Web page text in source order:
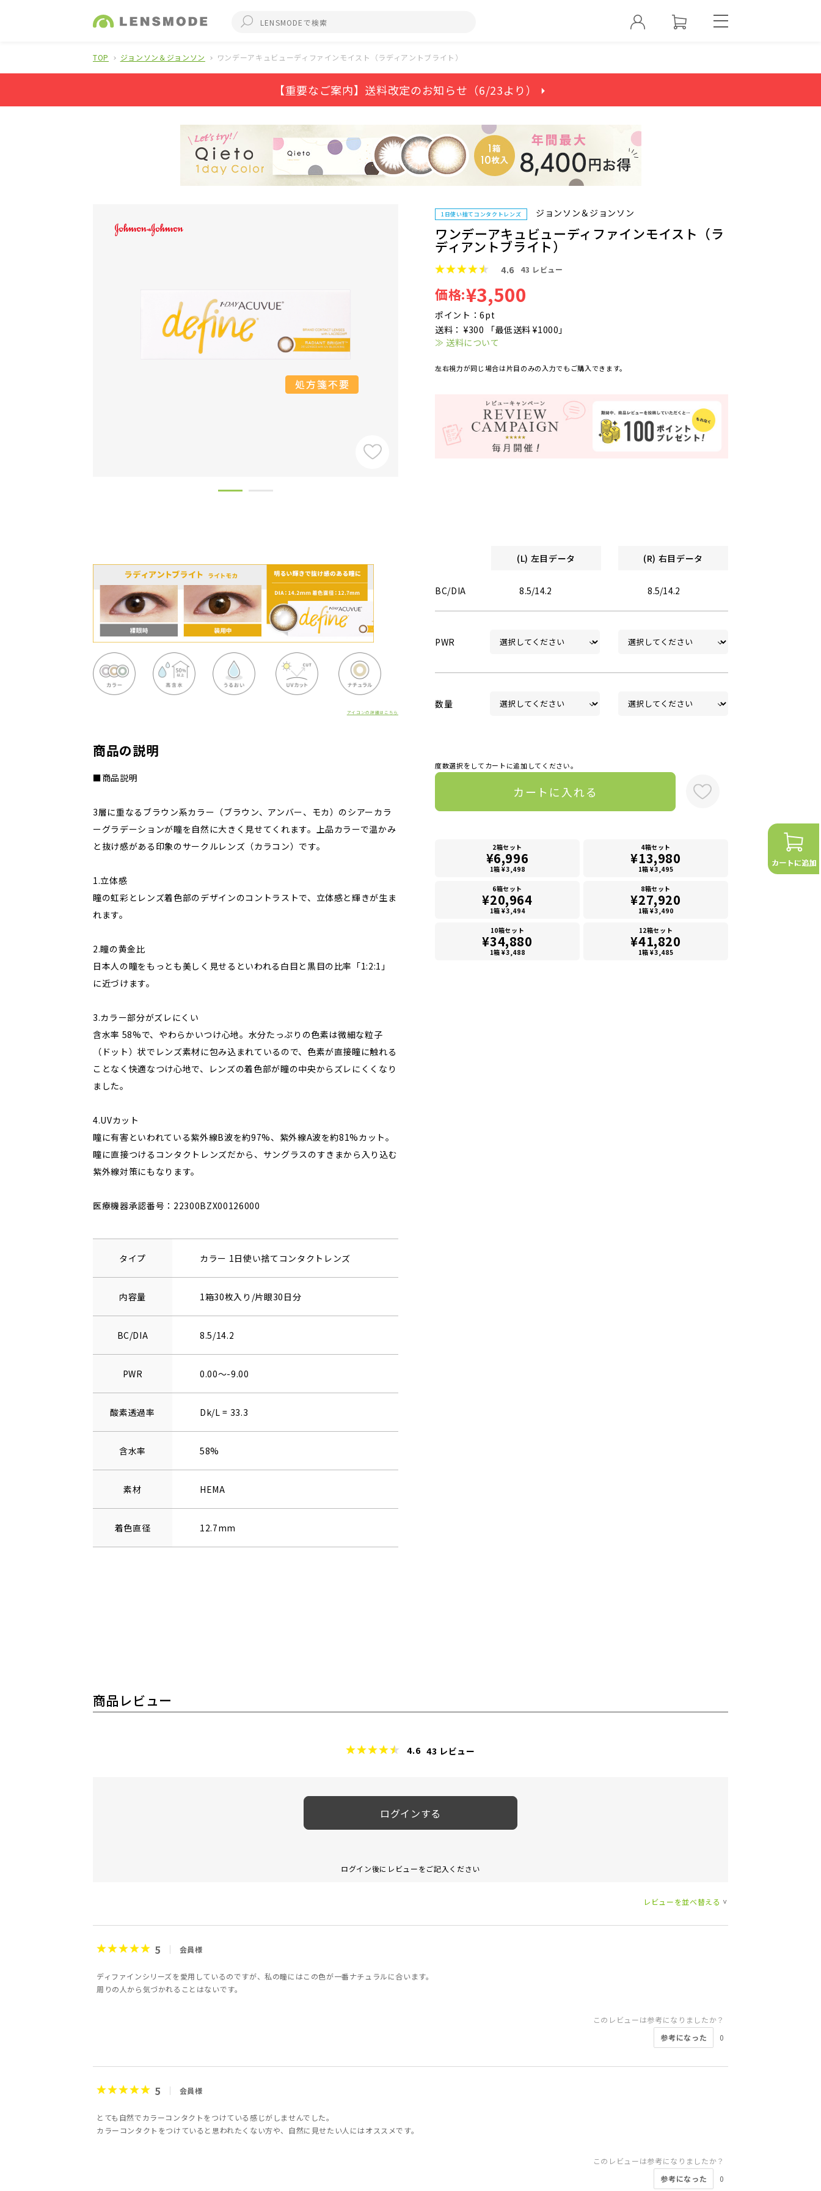
TOP ジョンソン＆ジョンソン ワンデーアキュビューディファインモイスト（ラディアントブライト）
【重要なご案内】送料改定のお知らせ（6/23より） ⏵
アイコンの詳細はこちら
商品の説明
■商品説明
3層に重なるブラウン系カラー（ブラウン、アンバー、モカ）のシアーカラ
ーグラデーションが瞳を自然に大きく見せてくれます。上品カラーで温かみ
と抜け感がある印象のサークルレンズ（カラコン）です。
1.立体感
瞳の虹彩とレンズ着色部のデザインのコントラストで、立体感と輝きが生ま
れます。
2.瞳の黄金比
日本人の瞳をもっとも美しく見せるといわれる白目と黒目の比率「1:2:1」
に近づけます。
3.カラー部分がズレにくい
含水率 58%で、やわらかいつけ心地。水分たっぷりの色素は微細な粒子
（ドット）状でレンズ素材に包み込まれているので、色素が直接瞳に触れる
ことなく快適なつけ心地で、レンズの着色部が瞳の中央からズレにくくなり
ました。
4.UVカット
瞳に有害といわれている紫外線B波を約97%、紫外線A波を約81%カット。
瞳に直接つけるコンタクトレンズだから、サングラスのすきまから入り込む
紫外線対策にもなります。
医療機器承認番号：22300BZX00126000
タイプ カラー 1日使い捨てコンタクトレンズ
内容量 1箱30枚入り/片眼30日分
BC/DIA 8.5/14.2
PWR 0.00～-9.00
酸素透過率 Dk/L = 33.3
含水率 58%
素材 HEMA
着色直径 12.7mm
1日使い捨てコンタクトレンズ ジョンソン＆ジョンソン
ワンデーアキュビューディファインモイスト（ラ
ディアントブライト）
4.6 43 レビュー
価格:¥3,500
ポイント：6pt
送料： ¥300 「最低送料 ¥1000」
≫ 送料について
左右視力が同じ場合は片目のみの入力でもご購入できます。
(L) 左目データ (R) 右目データ
BC/DIA 8.5/14.2 8.5/14.2
PWR
数量
度数選択をしてカートに追加してください。
カートに入れる
2箱セット
¥6,996
1箱 ¥3,498
4箱セット
¥13,980
1箱 ¥3,495
6箱セット
¥20,964
1箱 ¥3,494
8箱セット
¥27,920
1箱 ¥3,490
10箱セット
¥34,880
1箱 ¥3,488
12箱セット
¥41,820
1箱 ¥3,485
商品レビュー
4.6 43 レビュー
ログインする
ログイン後にレビューをご記入ください
レビューを並べ替える >
5 会員様
ディファインシリーズを愛用しているのですが、私の瞳にはこの色が一番ナチュラルに合います。
周りの人から気づかれることはないです。
このレビューは参考になりましたか？
参考になった
0
5 会員様
とても自然でカラーコンタクトをつけている感じがしませんでした。
カラーコンタクトをつけていると思われたくない方や、自然に見せたい人にはオススメです。
このレビューは参考になりましたか？
参考になった
0